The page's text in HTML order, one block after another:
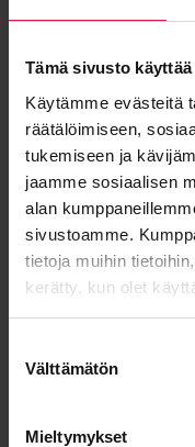
Tämä sivusto
Käytämme evästeitä
räätälöimiseen,
tukemiseen ja
jaamme sosiaalisen
alan
sivustoamme.
tietoja muihin
kerätty, kun olet
valinta
Välttämätön
Mieltymykset
”*” anger
Förnamn
Efternamn
E-post *